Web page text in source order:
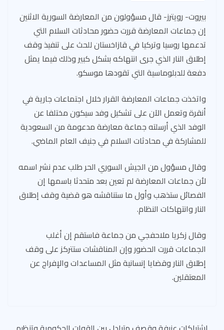
بيروت- رويترز- قال مسؤولون من المعارضة السورية الاثنين
إن جماعات المعارضة قررت حضور محادثات السلام التي
تدعمها روسيا وتركيا في قازاخستان للحث على تنفيذ وقف
إطلاق النار الذي جرى انتهاكه بشكل كبير وذلك فيما يمثل
دفعة للدبلوماسية التي تقودها موسكو.
واتخذت جماعات المعارضة القرار خلال اجتماعات جارية في
أنقرة وتعمل الآن على تشكيل وفد سيكون مختلفا عن
الوفد الذي أرسلته جماعة معارضة مدعومة من السعودية
للمشاركة في محادثات السلام في جنيف العام الماضي.
وقال مسؤول من الجيش السوري الحر طلب عدم نشر اسمه
لأن جماعات المعارضة لم تعين بعد متحدثا باسمها إن
الفصائل ستذهب وأول ما ستناقشه هو قضية وقف إطلاق
النار وانتهاكات النظام.
وقال زكريا ملاحفجي من جماعة فاستقم إن أغلب
الجماعات قررت الحضور وإن المناقشات ستتركز على وقف
إطلاق النار وقضايا إنسانية مثل المساعدات والإفراج عن
المعتقلين.